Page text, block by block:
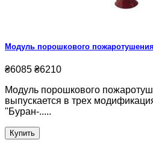
Модуль порошкового
₴6085 ₴6210
Модуль порошкового
выпускается в трех
"Буран-.....
Купить